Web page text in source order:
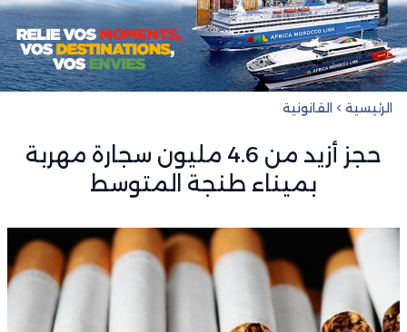
الرئيسية القانونية
حجز أزيد من 4.6 مليون سجارة مهربة
بميناء طنجة المتوسط